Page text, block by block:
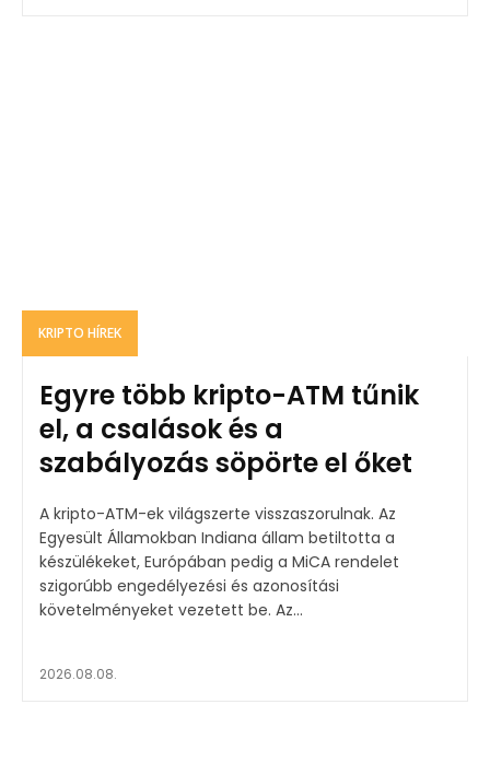
KRIPTO HÍREK
Egyre több kripto-ATM tűnik
el, a csalások és a
szabályozás söpörte el őket
A kripto-ATM-ek világszerte visszaszorulnak. Az
Egyesült Államokban Indiana állam betiltotta a
készülékeket, Európában pedig a MiCA rendelet
szigorúbb engedélyezési és azonosítási
követelményeket vezetett be. Az...
2026.08.08.